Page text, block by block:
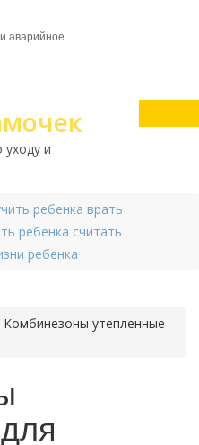
аварийное
и
ребенка врать
ребенка считать
ребенка
Комбинезоны утепленные